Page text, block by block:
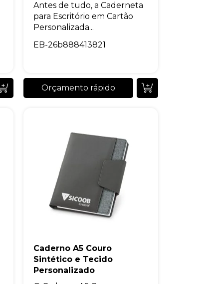
Antes de tudo, a Caderneta
para Escritório em Cartão
Personalizada...
EB-26b888413821
Orçamento rápido
Caderno A5 Couro
Sintético e Tecido
Personalizado